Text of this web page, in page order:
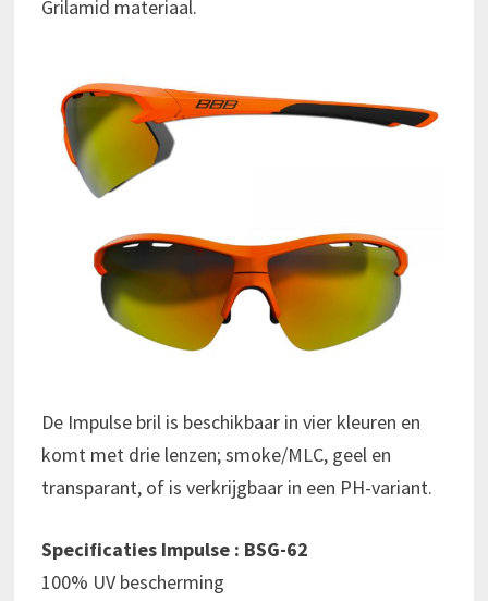
Grilamid materiaal.
De Impulse bril is beschikbaar in vier kleuren en
komt met drie lenzen; smoke/MLC, geel en
transparant, of is verkrijgbaar in een PH-variant.
Specificaties Impulse : BSG-62
100% UV bescherming